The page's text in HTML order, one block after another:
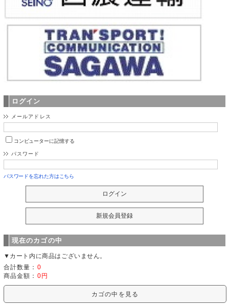
ログイン
メールアドレス
コンピューターに記憶する
パスワード
パスワードを忘れた方はこちら
現在のカゴの中
▼カート内に商品はございません。
合計数量： 0
商品金額： 0円
カゴの中を見る